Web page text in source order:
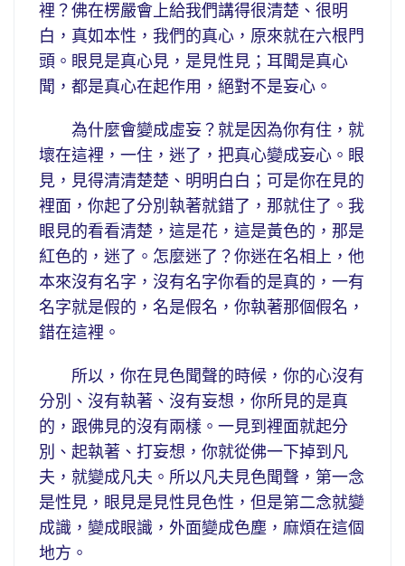
裡？佛在楞嚴會上給我們講得很清楚、很明
白，真如本性，我們的真心，原來就在六根門
頭。眼見是真心見，是見性見；耳聞是真心
聞，都是真心在起作用，絕對不是妄心。
為什麼會變成虛妄？就是因為你有住，就
壞在這裡，一住，迷了，把真心變成妄心。眼
見，見得清清楚楚、明明白白；可是你在見的
裡面，你起了分別執著就錯了，那就住了。我
眼見的看看清楚，這是花，這是黃色的，那是
紅色的，迷了。怎麼迷了？你迷在名相上，他
本來沒有名字，沒有名字你看的是真的，一有
名字就是假的，名是假名，你執著那個假名，
錯在這裡。
所以，你在見色聞聲的時候，你的心沒有
分別、沒有執著、沒有妄想，你所見的是真
的，跟佛見的沒有兩樣。一見到裡面就起分
別、起執著、打妄想，你就從佛一下掉到凡
夫，就變成凡夫。所以凡夫見色聞聲，第一念
是性見，眼見是見性見色性，但是第二念就變
成識，變成眼識，外面變成色塵，麻煩在這個
地方。